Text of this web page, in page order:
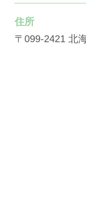
住所
〒099-2421 北